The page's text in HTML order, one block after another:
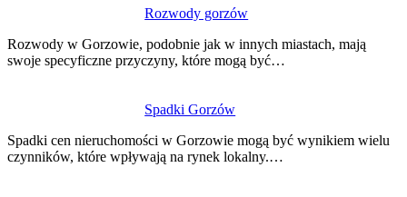
Rozwody gorzów
Rozwody w Gorzowie, podobnie jak w innych miastach, mają
swoje specyficzne przyczyny, które mogą być…
Spadki Gorzów
Spadki cen nieruchomości w Gorzowie mogą być wynikiem wielu
czynników, które wpływają na rynek lokalny.…